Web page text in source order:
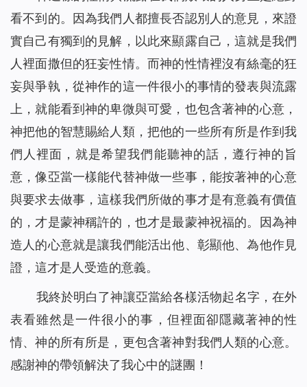
看不到的。因為我們人都擅長否認別人的意見，來證
實自己有獨到的見解，以此來顯露自己，這就是我們
人裡面撒但的狂妄性情。而神的性情裡沒有絲毫的狂
妄與爭執，從神作的這一件很小的事情的發表與流露
上，就能看到神的卑微與可愛，也包含著神的心意，
神把他的智慧賜給人類，把他的一些所有所是作到我
們人裡面，就是希望我們能聽神的話，遵行神的旨
意，像亞當一樣能代替神做一些事，能按著神的心意
與要求去做事，這樣我們所做的事才是有意義有價值
的，才是蒙神稱許的，也才是最蒙神祝福的。因為神
造人的心意就是讓我們能活出他、彰顯他、為他作見
證，這才是人受造的意義。
我終於明白了神讓亞當給各樣活物起名字，在外
表看雖然是一件很小的事，但裡面卻隱藏著神的性
情、神的所有所是，更包含著神對我們人類的心意。
感謝神的帶領解決了我心中的謎團！